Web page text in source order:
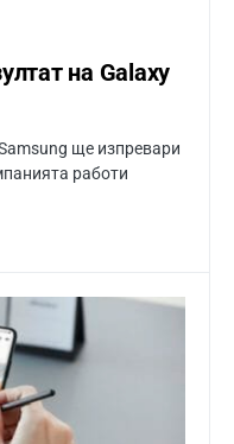
на Galaxy
ще изпревари
работи